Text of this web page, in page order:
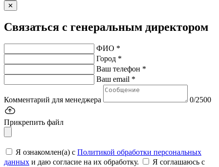
✕
Связаться с генеральным директором
ФИО *
Город *
Ваш телефон *
Ваш email *
Комментарий для менеджера 0/2500
Прикрепить файл
Я ознакомлен(а) с Политикой обработки персональных
данных и даю согласие на их обработку.
Я соглашаюсь c